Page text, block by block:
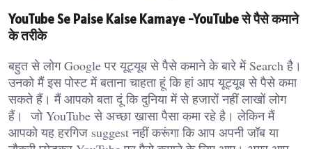
YouTube Se Paise Kaise Kamaye -YouTube से पैसे कमाने
के तरीके
बहुत से लोग Google पर यूट्यूब से पैसे कमाने के बारे में Search है।
उनको मैं इस पोस्ट में बताना चाहता हूं कि हां आप यूट्यूब से पैसे कमा
सकते हैं। मैं आपको बता दूं कि दुनिया में से हजारों नहीं लाखों लोग
हैं। जो YouTube से अच्छा खासा पैसा कमा रहे है। लेकिन मैं
आपको यह हरगिज suggest नहीं करूंगा कि आप अपनी जॉब या